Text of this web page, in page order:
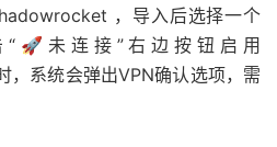
，导入后选择一个
未连接”右边按钮启用
系统会弹出VPN确认选项，需